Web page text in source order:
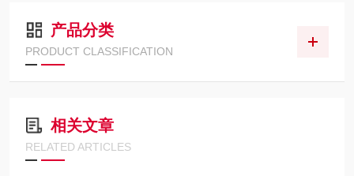
产品分类
PRODUCT CLASSIFICATION
相关文章
RELATED ARTICLES